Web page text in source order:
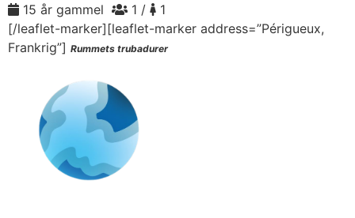
15 år gammel
1 /
1
[/leaflet-marker][leaflet-marker address=”Périgueux,
Frankrig”] Rummets trubadurer